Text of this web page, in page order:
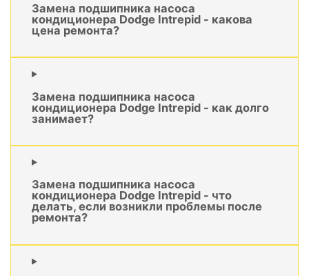
Замена подшипника насоса
кондиционера Dodge Intrepid - какова
цена ремонта?
Замена подшипника насоса
кондиционера Dodge Intrepid - как долго
занимает?
Замена подшипника насоса
кондиционера Dodge Intrepid - что
делать, если возникли проблемы после
ремонта?